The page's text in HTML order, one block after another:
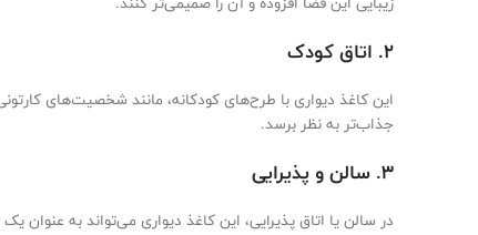
۲. اتاق کودک
این کاغذ دیواری با طرح‌های کودکانه، مانند شخصیت‌های
جذاب‌تر به نظر برسد.
۳. سالن و پذیرایی
در سالن یا اتاق پذیرایی، این کاغذ دیواری می‌تواند به